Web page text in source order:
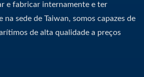
e fabricar internamente e ter
sede de Taiwan, somos capazes de
de alta qualidade a preços